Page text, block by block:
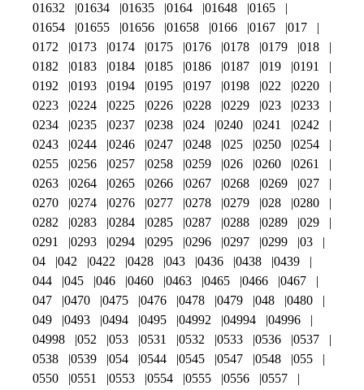
01632 01634 01635 0164 01648
0165
01654
01655 01656 01658 0166 0167
017
0172
0173 0174 0175 0176 0178 0179
018
0182
0183 0184 0185 0186 0187 019
0191
0192
0193 0194 0195 0197 0198 022
0220
0223
0224 0225 0226 0228 0229 023
0233
0234
0235 0237 0238 024 0240 0241
0242
0243
0244 0246 0247 0248 025 0250
0254
0255
0256 0257 0258 0259 026 0260
0261
0263
0264 0265 0266 0267 0268 0269
027
0270
0274 0276 0277 0278 0279 028
0280
0282
0283 0284 0285 0287 0288 0289
029
0291
0293 0294 0295 0296 0297 0299
03
04
042 0422 0428 043 0436 0438
0439
044
045 046 0460 0463 0465 0466
0467
047
0470 0475 0476 0478 0479 048
0480
049
0493 0494 0495 04992 04994
04996
04998
052 053 0531 0532 0533 0536
0537
0538
0539 054 0544 0545 0547 0548
055
0550
0551 0553 0554 0555 0556
0557